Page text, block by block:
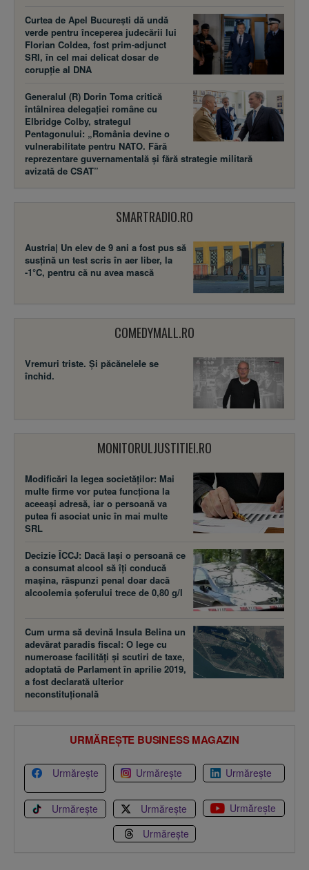
Curtea de Apel București dă undă
verde pentru începerea judecării lui
Florian Coldea, fost prim-adjunct
SRI, în cel mai delicat dosar de
corupție al DNA
Generalul (R) Dorin Toma critică
întâlnirea delegației române cu
Elbridge Colby, strategul
Pentagonului: „România devine o
vulnerabilitate pentru NATO. Fără
reprezentare guvernamentală și fără strategie militară
avizată de CSAT”
SMARTRADIO.RO
Austria| Un elev de 9 ani a fost pus să
susţină un test scris în aer liber, la
-1°C, pentru că nu avea mască
COMEDYMALL.RO
Vremuri triste. Şi păcănelele se
închid.
MONITORULJUSTITIEI.RO
Modificări la legea societăţilor: Mai
multe firme vor putea funcţiona la
aceeaşi adresă, iar o persoană va
putea fi asociat unic în mai multe
SRL
Decizie ÎCCJ: Dacă laşi o persoană ce
a consumat alcool să îţi conducă
maşina, răspunzi penal doar dacă
alcoolemia şoferului trece de 0,80 g/l
Cum urma să devină Insula Belina un
adevărat paradis fiscal: O lege cu
numeroase facilităţi şi scutiri de taxe,
adoptată de Parlament în aprilie 2019,
a fost declarată ulterior
neconstituţională
URMĂREȘTE BUSINESS MAGAZIN
Urmărește Urmărește Urmărește
Urmărește Urmărește
Urmărește
Urmărește